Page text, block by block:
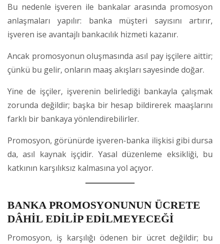
Bu nedenle işveren ile bankalar arasında promosyon
anlaşmaları yapılır: banka müşteri sayısını artırır,
işveren ise avantajlı bankacılık hizmeti kazanır.
Ancak promosyonun oluşmasında asıl pay işçilere aittir;
çünkü bu gelir, onların maaş akışları sayesinde doğar.
Yine de işçiler, işverenin belirlediği bankayla çalışmak
zorunda değildir; başka bir hesap bildirerek maaşlarını
farklı bir bankaya yönlendirebilirler.
Promosyon, görünürde işveren-banka ilişkisi gibi dursa
da, asıl kaynak işçidir. Yasal düzenleme eksikliği, bu
katkının karşılıksız kalmasına yol açıyor.
BANKA PROMOSYONUNUN ÜCRETE
DÂHİL EDİLİP EDİLMEYECEĞİ
Promosyon, iş karşılığı ödenen bir ücret değildir; bu